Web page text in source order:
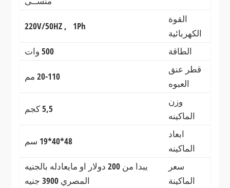
القوة
الكهربائية
220V/50HZ , 1Ph
الطاقة
500 وات
قطر عنق
العبوه
20-110 مم
وزن
الماكينه
5,5 كجم
ابعاد
الماكينه
48*40*19 سم
سعر
الماكينة
يبدا من 200 دولار او مايعادله بالجنيه
المصري 3900 جنيه